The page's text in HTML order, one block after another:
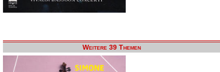
Weitere 39 Themen